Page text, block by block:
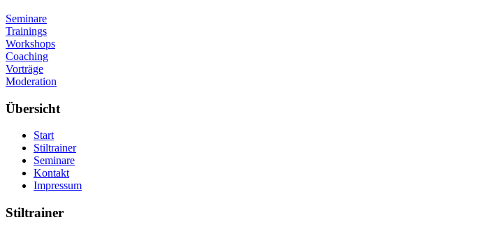
Seminare
Trainings
Workshops
Coaching
Vorträge
Moderation
Übersicht
Start
Stiltrainer
Seminare
Kontakt
Impressum
Stiltrainer